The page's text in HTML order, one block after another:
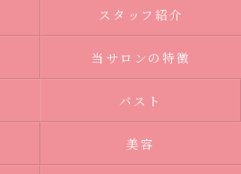
スタッフ紹介
当サロンの特徴
バスト
美容